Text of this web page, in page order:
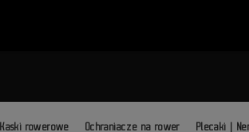
Kaski rowerowe Ochraniacze na rower Plecaki |